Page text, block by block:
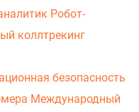
Робот-
коллтрекинг
безопасность
Международный